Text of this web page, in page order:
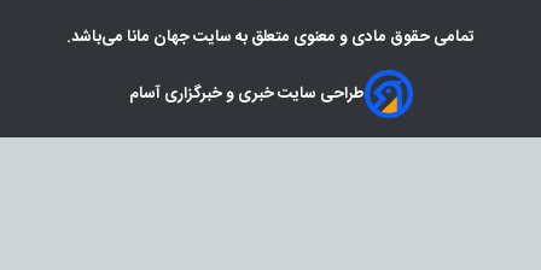
تمامی حقوق مادی و معنوی متعلق به سایتجهان مانامی‌باشد.
طراحی سایت خبری و خبرگزاری آسام